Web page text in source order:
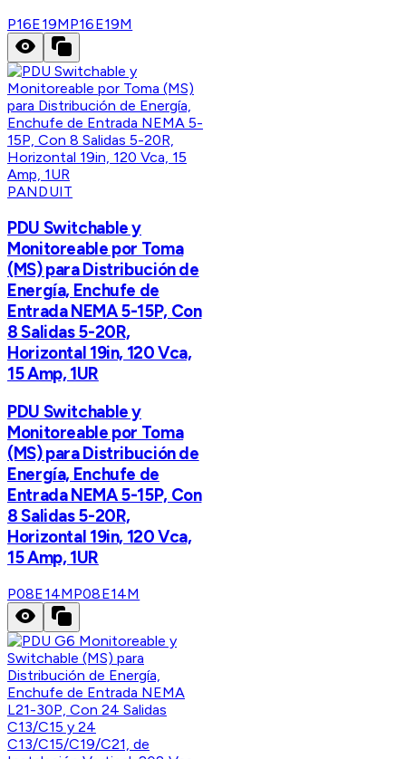
P16E19MP16E19M
PANDUIT
PDU Switchable y
Monitoreable por Toma
(MS) para Distribución de
Energía, Enchufe de
Entrada NEMA 5-15P, Con
8 Salidas 5-20R,
Horizontal 19in, 120 Vca,
15 Amp, 1UR
PDU Switchable y
Monitoreable por Toma
(MS) para Distribución de
Energía, Enchufe de
Entrada NEMA 5-15P, Con
8 Salidas 5-20R,
Horizontal 19in, 120 Vca,
15 Amp, 1UR
P08E14MP08E14M